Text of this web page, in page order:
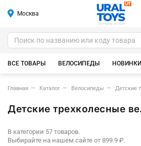
Москва
ИГРУШКИ ОПТОМ
ВСЕ ТОВАРЫ ВЕЛОСИПЕДЫ НОВИНКИ
Главная Каталог Велосипеды Детские
Детские трехколесные
В категории 57 товаров.
Выбирайте на нашем сайте от 899.9 ₽.